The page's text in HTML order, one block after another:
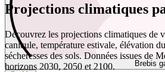
Brebis
Projections climatiques
Découvrez les projections climatiques de
canicule, température estivale, élévation
sécheresses des sols. Données issues de
horizons 2030, 2050 et 2100.